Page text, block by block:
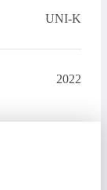
UNI-K
2022